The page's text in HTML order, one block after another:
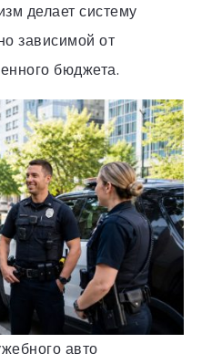
делает систему
зависимой от
бюджета.
авто